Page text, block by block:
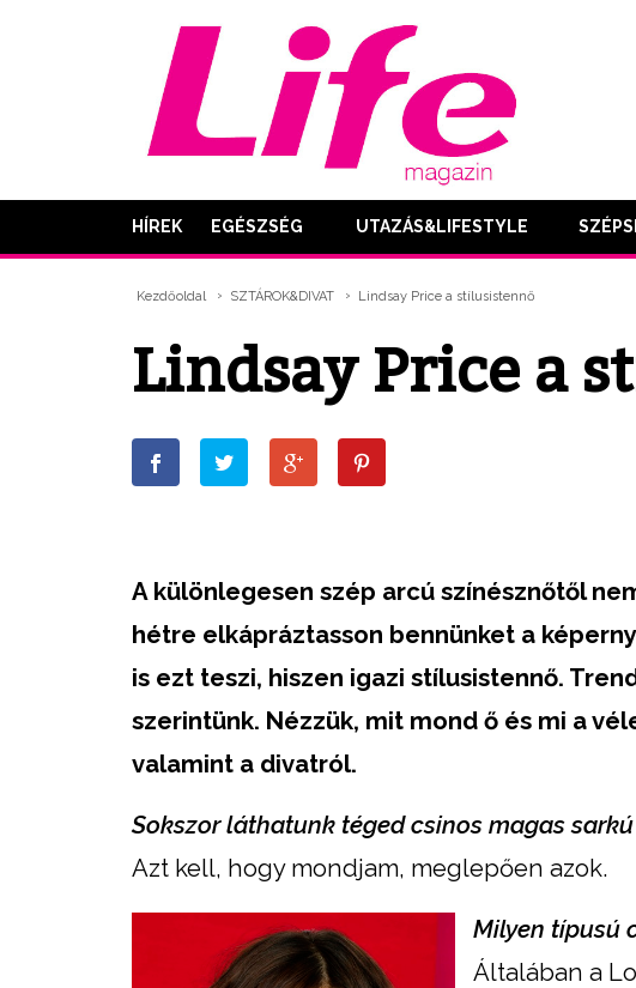
HÍREK EGÉSZSÉG UTAZÁS&LIFESTYLE
Kezdőoldal SZTÁROK&DIVAT Lindsay Price a stílusistennő
Lindsay Price a
A különlegesen szép arcú színésznőtől
hétre elkápráztasson bennünket a
is ezt teszi, hiszen igazi stílusistennő.
szerintünk. Nézzük, mit mond ő és mi a
valamint a divatról.
Sokszor láthatunk téged csinos magas
Azt kell, hogy mondjam, meglepően azok.
Milyen típusú
Általában a